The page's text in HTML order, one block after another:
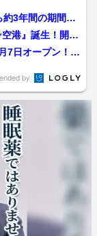
3年間の期間限
港』誕生！開港
7日オープン！限
by